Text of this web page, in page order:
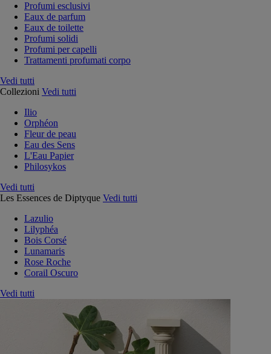
Profumi esclusivi
Eaux de parfum
Eaux de toilette
Profumi solidi
Profumi per capelli
Trattamenti profumati corpo
Vedi tutti
Collezioni Vedi tutti
Ilio
Orphéon
Fleur de peau
Eau des Sens
L'Eau Papier
Philosykos
Vedi tutti
Les Essences de Diptyque Vedi tutti
Lazulio
Lilyphéa
Bois Corsé
Lunamaris
Rose Roche
Corail Oscuro
Vedi tutti